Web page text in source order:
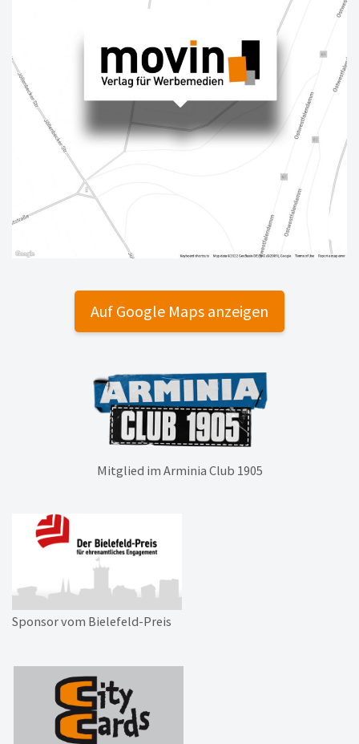
Auf Google Maps anzeigen
Mitglied im Arminia Club 1905
Sponsor vom Bielefeld-Preis